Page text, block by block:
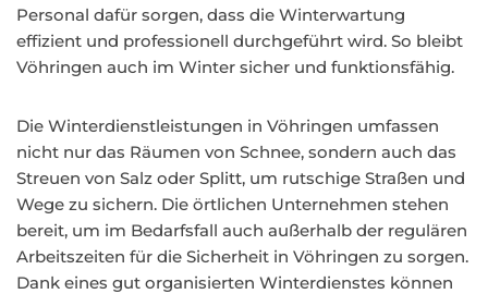
Personal dafür sorgen, dass die Winterwartung
effizient und professionell durchgeführt wird. So bleibt
Vöhringen auch im Winter sicher und funktionsfähig.
Die Winterdienstleistungen in Vöhringen umfassen
nicht nur das Räumen von Schnee, sondern auch das
Streuen von Salz oder Splitt, um rutschige Straßen und
Wege zu sichern. Die örtlichen Unternehmen stehen
bereit, um im Bedarfsfall auch außerhalb der regulären
Arbeitszeiten für die Sicherheit in Vöhringen zu sorgen.
Dank eines gut organisierten Winterdienstes können